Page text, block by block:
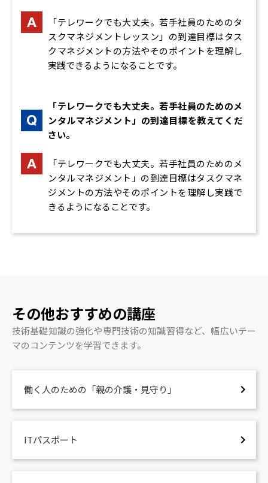
「テレワークでも大丈夫。若手社員のためのタ
スクマネジメントレッスン」の到達目標はタス
クマネジメントの方法やそのポイントを理解し
実践できるようになることです。
「テレワークでも大丈夫。若手社員のためのメ
ンタルマネジメント」の到達目標を教えてくだ
さい。
「テレワークでも大丈夫。若手社員のためのメ
ンタルマネジメント」の到達目標はタスクマネ
ジメントの方法やそのポイントを理解し実践で
きるようになることです。
その他おすすめの講座
技術基礎知識の強化や専門技術の知識習得など、幅広いテー
マのコンテンツを学習できます。
働く人のための「親の介護・見守り」
ITパスポート